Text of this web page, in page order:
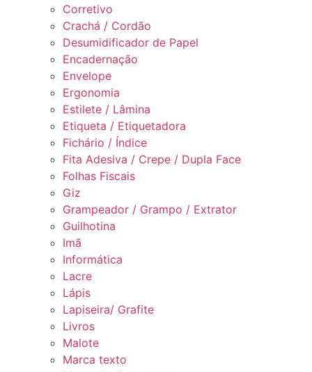
Corretivo
Crachá / Cordão
Desumidificador de Papel
Encadernação
Envelope
Ergonomia
Estilete / Lâmina
Etiqueta / Etiquetadora
Fichário / Índice
Fita Adesiva / Crepe / Dupla Face
Folhas Fiscais
Giz
Grampeador / Grampo / Extrator
Guilhotina
Imã
Informática
Lacre
Lápis
Lapiseira/ Grafite
Livros
Malote
Marca texto